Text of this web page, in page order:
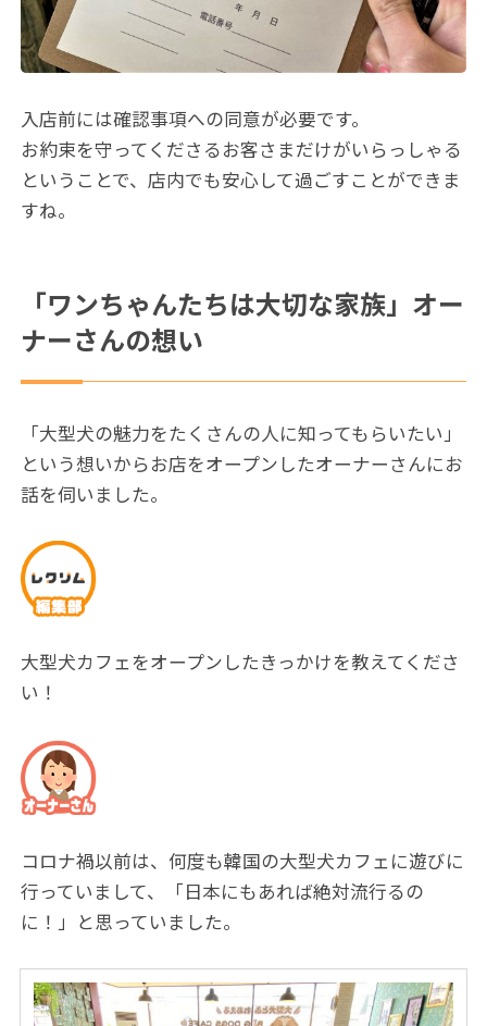
入店前には確認事項への同意が必要です。
お約束を守ってくださるお客さまだけがいらっしゃる
ということで、店内でも安心して過ごすことができま
すね。
「ワンちゃんたちは大切な家族」オー
ナーさんの想い
「大型犬の魅力をたくさんの人に知ってもらいたい」
という想いからお店をオープンしたオーナーさんにお
話を伺いました。
大型犬カフェをオープンしたきっかけを教えてくださ
い！
コロナ禍以前は、何度も韓国の大型犬カフェに遊びに
行っていまして、「日本にもあれば絶対流行るの
に！」と思っていました。